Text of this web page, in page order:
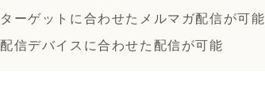
ターゲットに合わせたメルマガ配信が可能
配信デバイスに合わせた配信が可能